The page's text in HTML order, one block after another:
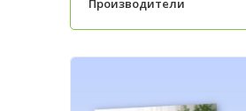
Производители